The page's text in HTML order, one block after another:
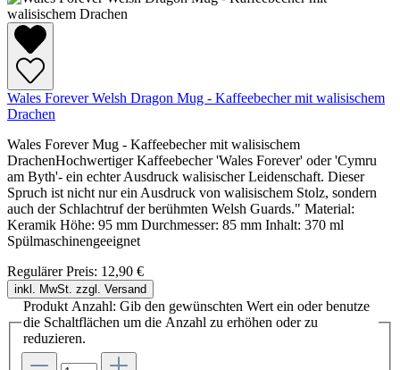
Wales Forever Welsh Dragon Mug - Kaffeebecher mit walisischem
Drachen
Wales Forever Mug - Kaffeebecher mit walisischem
DrachenHochwertiger Kaffeebecher 'Wales Forever' oder 'Cymru
am Byth'- ein echter Ausdruck walisischer Leidenschaft. Dieser
Spruch ist nicht nur ein Ausdruck von walisischem Stolz, sondern
auch der Schlachtruf der berühmten Welsh Guards." Material:
Keramik Höhe: 95 mm Durchmesser: 85 mm Inhalt: 370 ml
Spülmaschinengeeignet
Regulärer Preis: 12,90 €
inkl. MwSt. zzgl. Versand
Produkt Anzahl: Gib den gewünschten Wert ein oder benutze
die Schaltflächen um die Anzahl zu erhöhen oder zu
reduzieren.